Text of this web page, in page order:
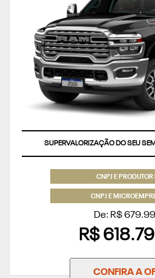
SUPERVALORIZAÇÃO DO SEU
CNPJ E PRODUTOR
CNPJ E
De: R$
R$
CONFIRA A